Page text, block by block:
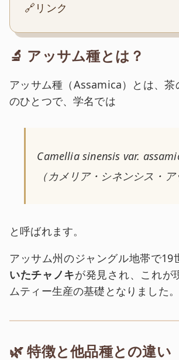
🔗リンク
🔬 アッサム種とは？
アッサム種（Assamica）とは、
のひとつで、学名では
Camellia sinensis var.
（カメリア・シネンシス・ア
と呼ばれます。
アッサム州のジャングル地帯で19
いたチャノキが発見され、これが
ムティー生産の基礎となりました。
🌿 特徴と他品種との違い